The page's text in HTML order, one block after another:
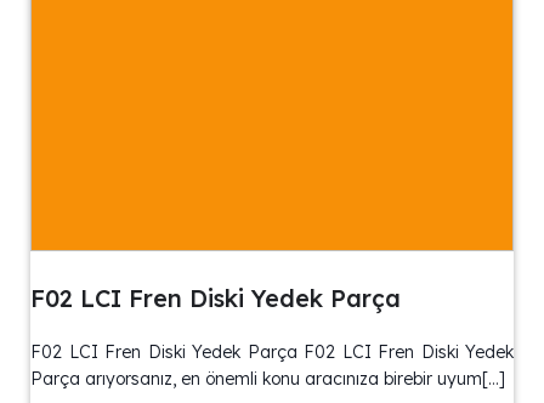
F02 LCI Fren Diski Yedek Parça
F02 LCI Fren Diski Yedek Parça F02 LCI Fren Diski Yedek
Parça arıyorsanız, en önemli konu aracınıza birebir uyum[…]